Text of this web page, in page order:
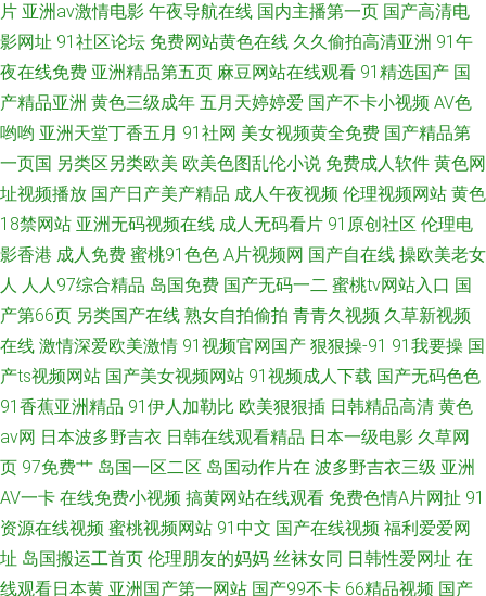
片 亚洲av激情电影 午夜导航在线 国内主播第一页 国产高清电
影网址 91社区论坛 免费网站黄色在线 久久偷拍高清亚洲 91午
夜在线免费 亚洲精品第五页 麻豆网站在线观看 91精选国产 国
产精品亚洲 黄色三级成年 五月天婷婷爱 国产不卡小视频 AV色
哟哟 亚洲天堂丁香五月 91社网 美女视频黄全免费 国产精品第
一页国 另类区另类欧美 欧美色图乱伦小说 免费成人软件 黄色网
址视频播放 国产日产美产精品 成人午夜视频 伦理视频网站 黄色
18禁网站 亚洲无码视频在线 成人无码看片 91原创社区 伦理电
影香港 成人免费 蜜桃91色色 A片视频网 国产自在线 操欧美老女
人 人人97综合精品 岛国免费 国产无码一二 蜜桃tv网站入口 国
产第66页 另类国产在线 熟女自拍偷拍 青青久视频 久草新视频
在线 激情深爱欧美激情 91视频官网国产 狠狠操-91 91我要操 国
产ts视频网站 国产美女视频网站 91视频成人下载 国产无码色色
91香蕉亚洲精品 91伊人加勒比 欧美狠狠插 日韩精品高清 黄色
av网 日本波多野吉衣 日韩在线观看精品 日本一级电影 久草网
页 97免费艹 岛国一区二区 岛国动作片在 波多野吉衣三级 亚洲
AV一卡 在线免费小视频 搞黄网站在线观看 免费色情A片网扯 91
资源在线视频 蜜桃视频网站 91中文 国产在线视频 福利爱爱网
址 岛国搬运工首页 伦理朋友的妈妈 丝袜女同 日韩性爱网址 在
线观看日本黄 亚洲国产第一网站 国产99不卡 66精品视频 国产